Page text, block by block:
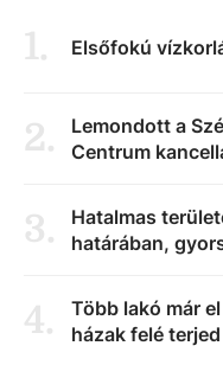
1. Elsőfokú
2.
Lemondott a
Centrum
3.
Hatalmas
határában,
4.
Több lakó már
házak felé